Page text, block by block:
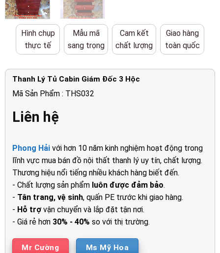
Hình chụp
thực tế
Mẫu mã
sang trọng
Cam kết
chất lượng
Giao hàng
toàn quốc
Thanh Lý Tủ Cabin Giám Đốc 3 Hộc
Mã Sản Phẩm : THS032
Liên hệ
Phong Hảivới hơn 10 năm kinh nghiệm hoạt động trong
lĩnh vực mua bán đồ nội thất thanh lý uy tín, chất lượng.
Thương hiệu nổi tiếng nhiều khách hàng biết đến.
- Chất lượng sản phẩm luôn được đảm bảo.
- Tân trang, vệ sinh, quấn PE trước khi giao hàng.
- Hỗ trợvận chuyển và lắp đặt tận nơi.
- Giá rẻ hơn 30% - 40% so với thị trường.
Mr Cường Ms Mỹ Hoa